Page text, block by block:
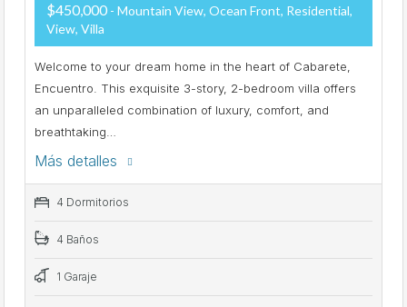
$450,000 - Mountain View, Ocean Front, Residential,
View, Villa
Welcome to your dream home in the heart of Cabarete,
Encuentro. This exquisite 3-story, 2-bedroom villa offers
an unparalleled combination of luxury, comfort, and
breathtaking…
Más detalles
4 Dormitorios
4 Baños
1 Garaje